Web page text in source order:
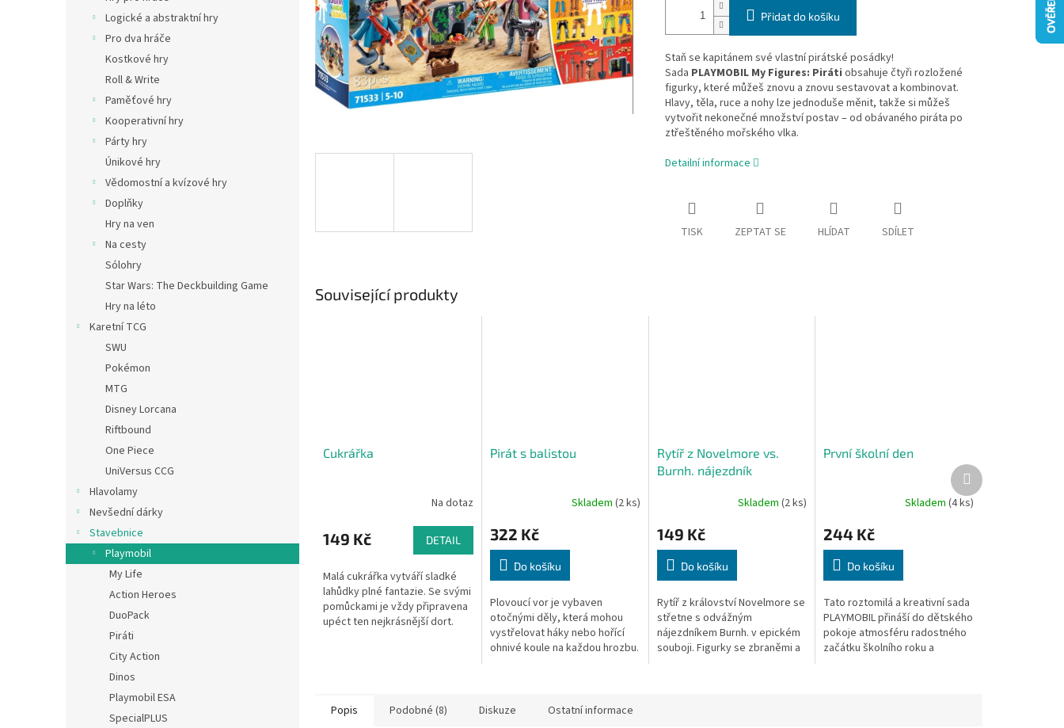
Logické a abstraktní hry
Pro dva hráče
Kostkové hry
Roll & Write
Paměťové hry
Kooperativní hry
Párty hry
Únikové hry
Vědomostní a kvízové hry
Doplňky
Hry na ven
Na cesty
Sólohry
Star Wars: The Deckbuilding Game
Hry na léto
Karetní TCG
SWU
Pokémon
MTG
Disney Lorcana
Riftbound
One Piece
UniVersus CCG
Hlavolamy
Nevšední dárky
Stavebnice
Playmobil
My Life
Action Heroes
DuoPack
Piráti
City Action
Dinos
Playmobil ESA
SpecialPLUS
Přidat do košíku
Staň se kapitánem své vlastní pirátské posádky!
Sada PLAYMOBIL My Figures: Piráti obsahuje čtyři rozložené
figurky, které můžeš znovu a znovu sestavovat a kombinovat.
Hlavy, těla, ruce a nohy lze jednoduše měnit, takže si můžeš
vytvořit nekonečné množství postav – od obávaného piráta po
ztřeštěného mořského vlka.
Detailní informace
TISK ZEPTAT SE HLÍDAT SDÍLET
Související produkty
Cukrářka
Na dotaz
149 Kč DETAIL
Malá cukrářka vytváří sladké
lahůdky plné fantazie. Se svými
pomůckami je vždy připravena
upéct ten nejkrásnější dort.
Pirát s balistou
Skladem (2 ks)
322 Kč
Do košíku
Plovoucí vor je vybaven
otočnými děly, která mohou
vystřelovat háky nebo hořící
ohnivé koule na každou hrozbu.
Rytíř z Novelmore vs.
Burnh. nájezdník
Skladem(2 ks)
149 Kč
Do košíku
Rytíř z království Novelmore se
střetne s odvážným
nájezdníkem Burnh. v epickém
souboji. Figurky se zbraněmi a
První školní den
Skladem (4 ks)
244 Kč
Do košíku
Tato roztomilá a kreativní sada
PLAYMOBIL přináší do dětského
pokoje atmosféru radostného
začátku školního roku a
Další
produkt
Popis Podobné (8) Diskuze Ostatní informace